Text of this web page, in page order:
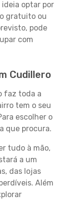
ideia optar por
gratuito ou
pode
com
Cudillero
faz toda a
tem o seu
escolher o
que procura.
tudo à mão,
a um
das lojas
Além